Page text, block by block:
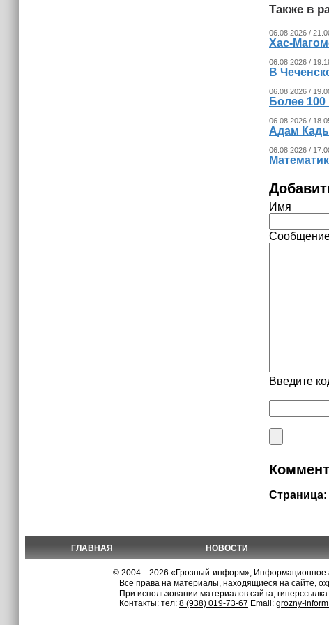
Также в
06.08.2026 /
Хас-
06.08.2026 /
В
06.08.2026 /
Более
06.08.2026 /
Адам
06.08.2026 /
Имя
Введите
Страница:
ГЛАВНАЯ НОВОСТИ
© 2004—2026 «Грозный-информ», Информационное
Все права на материалы, находящиеся на сайте,
При использовании материалов сайта,
Контакты: тел: 8 (938) 019-73-67 Email: grozny-